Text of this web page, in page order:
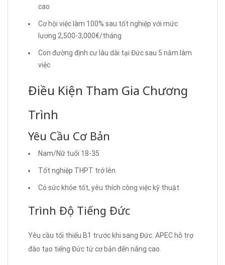
cao
Cơ hội việc làm 100% sau tốt nghiệp với mức
lương 2,500-3,000€/tháng
Con đường định cư lâu dài tại Đức sau 5 năm làm
việc
Điều Kiện Tham Gia Chương
Trình
Yêu Cầu Cơ Bản
Nam/Nữ tuổi 18-35
Tốt nghiệp THPT trở lên
Có sức khỏe tốt, yêu thích công việc kỹ thuật
Trình Độ Tiếng Đức
Yêu cầu tối thiểu B1 trước khi sang Đức. APEC hỗ trợ
đào tạo tiếng Đức từ cơ bản đến nâng cao.